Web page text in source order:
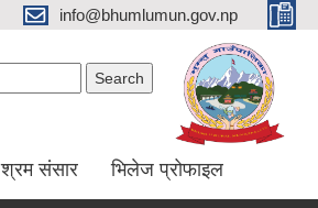
info@bhumlumun.gov.np
श्रम संसार भिलेज प्रोफाइल